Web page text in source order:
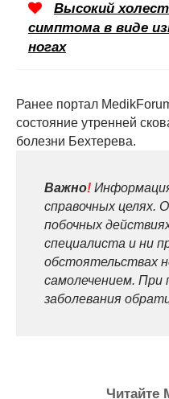
Высокий
симптома в виде
ногах
Ранее портал
состояние утренней
болезни Бехтерева.
Важно!
справочных целях.
побочных
специалиста и ни
обстоятельствах
самолечением. При
заболевания
Читайте